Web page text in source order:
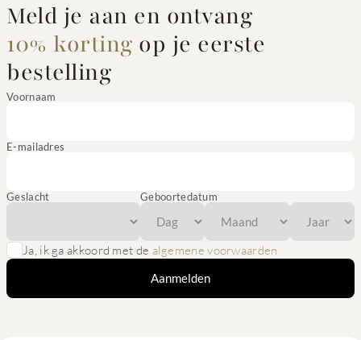
Meld je aan en ontvang
10% korting op je eerste
bestelling
Voornaam
E-mailadres
Geslacht Geboortedatum
Ja, ik ga akkoord met de algemene voorwaarden
Aanmelden